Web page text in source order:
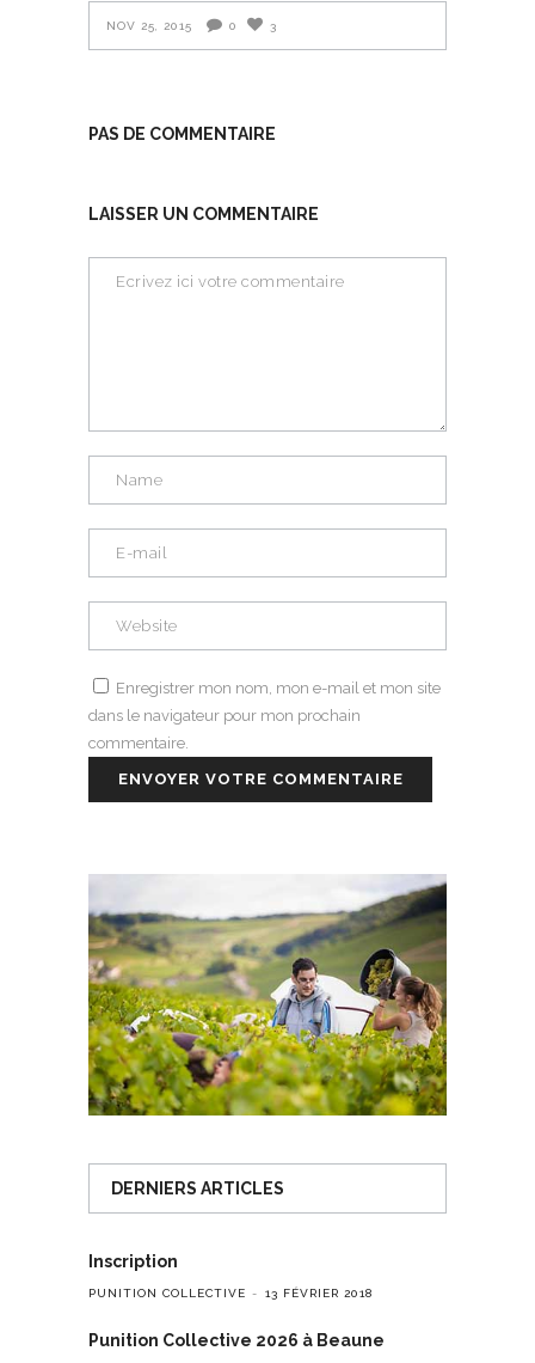
NOV 25, 2015 0 3
PAS DE COMMENTAIRE
LAISSER UN COMMENTAIRE
Enregistrer mon nom, mon e-mail et mon site
dans le navigateur pour mon prochain
commentaire.
DERNIERS ARTICLES
Inscription
PUNITION COLLECTIVE 13 FÉVRIER 2018
Punition Collective 2026 à Beaune